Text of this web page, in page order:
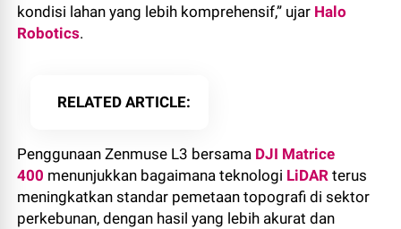
kondisi lahan yang lebih komprehensif,” ujar Halo
Robotics.
RELATED ARTICLE
Penggunaan Zenmuse L3 bersama DJI Matrice
400 menunjukkan bagaimana teknologi LiDAR terus
meningkatkan standar pemetaan topografi di sektor
perkebunan, dengan hasil yang lebih akurat dan